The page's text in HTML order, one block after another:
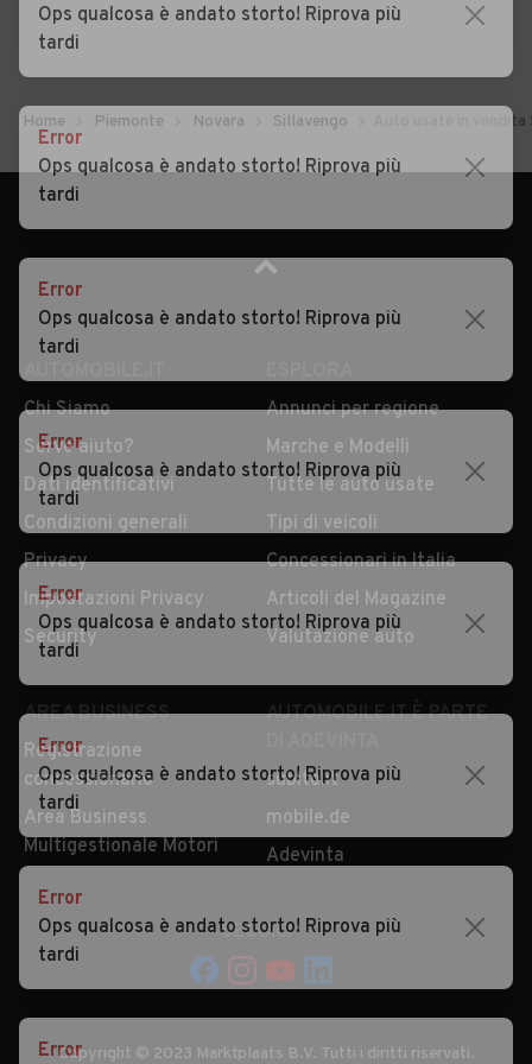
Home Piemonte Novara Sillavengo Auto usate in
Chi Siamo
Serve aiuto?
Dati identificativi
Condizioni generali
Privacy
Impostazioni Privacy
Security
Annunci per regione
Marche e Modelli
Tutte le auto usate
Tipi di veicoli
Concessionari in Italia
Articoli del Magazine
Valutazione auto
AREA BUSINESS
Registrazione
concessionario
Area Business
Multigestionale Motori
AUTOMOBILE.IT È PARTE
subito.it
mobile.de
Adevinta
SEGUICI
Copyright © 2023 Marktplaats B.V. Tutti i diritti riservati.
Ops qualcosa è andato storto! Riprova più
tardi
Error
Ops qualcosa è andato storto! Riprova più
tardi
Error
Ops qualcosa è andato storto! Riprova più
tardi
Error
Ops qualcosa è andato storto! Riprova più
tardi
Error
Ops qualcosa è andato storto! Riprova più
tardi
Error
Ops qualcosa è andato storto! Riprova più
tardi
Error
Ops qualcosa è andato storto! Riprova più
tardi
Error